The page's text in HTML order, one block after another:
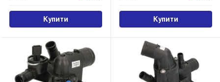
Купити Купити